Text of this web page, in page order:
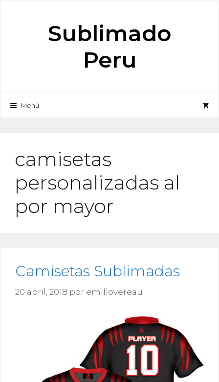
Sublimado
Peru
Menú
camisetas
personalizadas al
por mayor
Camisetas Sublimadas
20 abril, 2018 por emiliovereau